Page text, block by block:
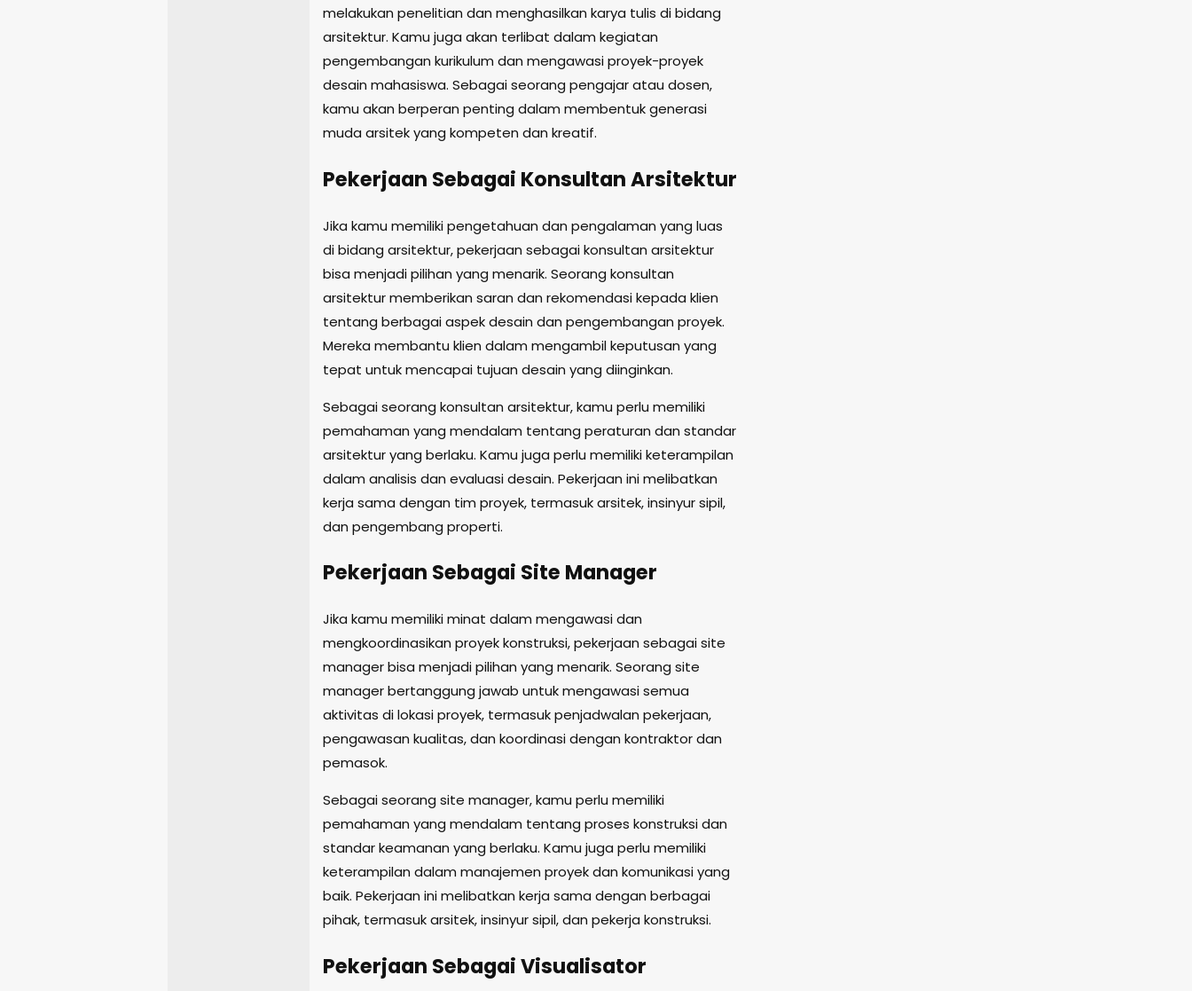
melakukan penelitian dan menghasilkan karya tulis di bidang
arsitektur. Kamu juga akan terlibat dalam kegiatan
pengembangan kurikulum dan mengawasi proyek-proyek
desain mahasiswa. Sebagai seorang pengajar atau dosen,
kamu akan berperan penting dalam membentuk generasi
muda arsitek yang kompeten dan kreatif.
Pekerjaan Sebagai Konsultan Arsitektur
Jika kamu memiliki pengetahuan dan pengalaman yang luas
di bidang arsitektur, pekerjaan sebagai konsultan arsitektur
bisa menjadi pilihan yang menarik. Seorang konsultan
arsitektur memberikan saran dan rekomendasi kepada klien
tentang berbagai aspek desain dan pengembangan proyek.
Mereka membantu klien dalam mengambil keputusan yang
tepat untuk mencapai tujuan desain yang diinginkan.
Sebagai seorang konsultan arsitektur, kamu perlu memiliki
pemahaman yang mendalam tentang peraturan dan standar
arsitektur yang berlaku. Kamu juga perlu memiliki keterampilan
dalam analisis dan evaluasi desain. Pekerjaan ini melibatkan
kerja sama dengan tim proyek, termasuk arsitek, insinyur sipil,
dan pengembang properti.
Pekerjaan Sebagai Site Manager
Jika kamu memiliki minat dalam mengawasi dan
mengkoordinasikan proyek konstruksi, pekerjaan sebagai site
manager bisa menjadi pilihan yang menarik. Seorang site
manager bertanggung jawab untuk mengawasi semua
aktivitas di lokasi proyek, termasuk penjadwalan pekerjaan,
pengawasan kualitas, dan koordinasi dengan kontraktor dan
pemasok.
Sebagai seorang site manager, kamu perlu memiliki
pemahaman yang mendalam tentang proses konstruksi dan
standar keamanan yang berlaku. Kamu juga perlu memiliki
keterampilan dalam manajemen proyek dan komunikasi yang
baik. Pekerjaan ini melibatkan kerja sama dengan berbagai
pihak, termasuk arsitek, insinyur sipil, dan pekerja konstruksi.
Pekerjaan Sebagai Visualisator